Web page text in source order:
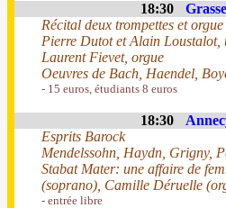
18:30
Récital deux trompettes et orgue
Pierre Dutot et Alain Loustalot,
Laurent Fievet, orgue
Oeuvres de Bach, Haendel,
- 15 euros, étudiants 8 euros
18:30
Esprits Barock
Mendelssohn, Haydn, Grigny,
Stabat Mater: une affaire de
(soprano), Camille Déruelle
- entrée libre